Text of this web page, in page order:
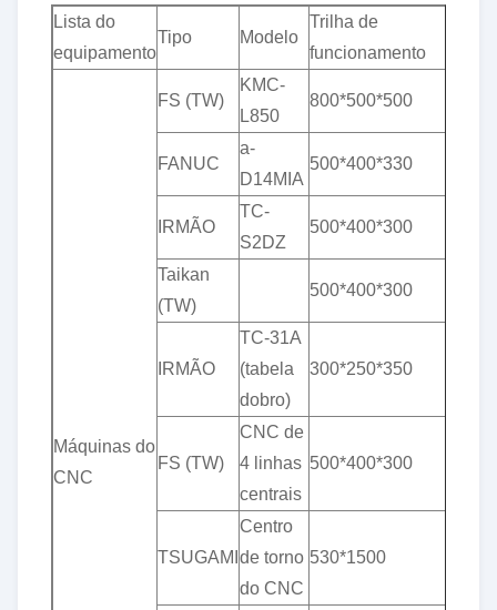
Lista do
equipamento
Tipo Modelo
Trilha de
funcionamento
Máquinas do
CNC
FS (TW)
KMC-
L850
800*500*500
FANUC
a-
D14MIA
500*400*330
IRMÃO
TC-
S2DZ
500*400*300
Taikan
(TW)
500*400*300
IRMÃO
TC-31A
(tabela
dobro)
300*250*350
FS (TW)
CNC de
4 linhas
centrais
500*400*300
TSUGAMI
Centro
de torno
do CNC
530*1500